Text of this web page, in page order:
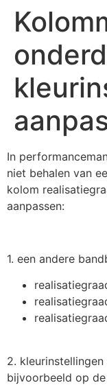
In
niet behalen van
kolom
aanpassen:
1. een andere
2.
bijvoorbeeld op